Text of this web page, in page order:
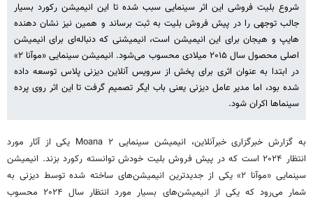
شروع بلیت فروشی این اثر سینمایی سبب شده تا این انیمیشن رکورد بسیار
جالب توجهی را در پیش فروش بلیت به ثبت برساند و همین نیز نشان دهنده
هایپ و هیجان برای این انیمیشن است، انیمیشنی که دنباله‌ای برای انیمیشن
اصلی محصول سال ۲۰۱۵ میلادی محسوب می‌شود. انیمیشن سینمایی «موآنا ۲»
در ابتدا به عنوان اثری برای پخش از سرویس آنلاین دیزنی پلاس توسعه داده
شده بود، اما مدیر عامل دیزنی یعنی باب ایگر تصمیم گرفت تا این اثر روی پرده
سینماها اکران شود.
به گزارش خبرگزاری خبرآنلاین، انیمیشن سینمایی Moana ۲ یکی از آثار مورد
انتظار ۲۰۲۴ است که در پیش فروش بلیت خودش توانسته رکورد بزند. انیمیشن
سینمایی «موآنا ۲» یکی از جدیدترین انیمیشن‌های ساخته شده توسط دیزنی به
شمار می‌رود که یکی از انیمیشن‌های بسیار مورد انتظار سال ۲۰۲۴ محسوب